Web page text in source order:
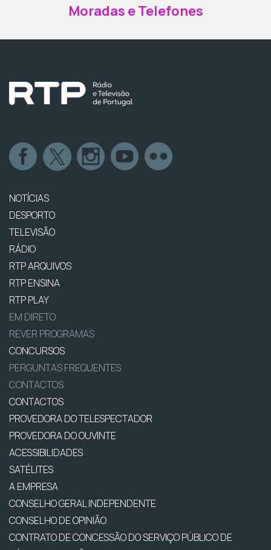
Moradas e Telefones
NOTÍCIAS
DESPORTO
TELEVISÃO
RÁDIO
RTP ARQUIVOS
RTP ENSINA
RTP PLAY
EM DIRETO
REVER PROGRAMAS
CONCURSOS
PERGUNTAS FREQUENTES
CONTACTOS
CONTACTOS
PROVEDORA DO TELESPECTADOR
PROVEDORA DO OUVINTE
ACESSIBILIDADES
SATÉLITES
A EMPRESA
CONSELHO GERAL INDEPENDENTE
CONSELHO DE OPINIÃO
CONTRATO DE CONCESSÃO DO SERVIÇO PÚBLICO DE